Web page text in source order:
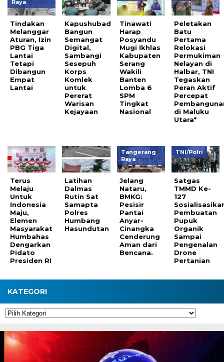
Raya
Tindakan
Melanggar
Aturan, Izin
PBG Tiga
Lantai
Tetapi
Dibangun
Empat
Lantai
Kapushubad
Bangun
Semangat
Digital,
Sambangi
Sesepuh
Korps
Komlek
untuk
Pererat
Warisan
Kejayaan
Tinawati
Harap
Posyandu
Mugi Ikhlas
Kabupaten
Serang
Wakili
Banten
Lomba 6
SPM
Tingkat
Nasional
Peletakan
Batu
Pertama
Relokasi
Permukiman
Nelayan di
Halbar, TNI
Tegaskan
Peran Aktif
Percepat
di Maluku
Utara*
Terus
Melaju
Untuk
Indonesia
Maju,
Elemen
Masyarakat
Humbahas
Dengarkan
Pidato
Presiden RI
Latihan
Dalmas
Rutin Sat
Samapta
Polres
Humbang
Hasundutan
Tangerang
Raya
Jelang
Nataru,
BMKG:
Pesisir
Pantai
Anyar-
Cinangka
Cenderung
Aman dari
Bencana.
TNI/Polri
Satgas
TMMD Ke-
127
Pembuatan
Pupuk
Organik
Sampai
Pengenalan
Drone
Pertanian
KATEGORI
Kategori
Pemutar
Video